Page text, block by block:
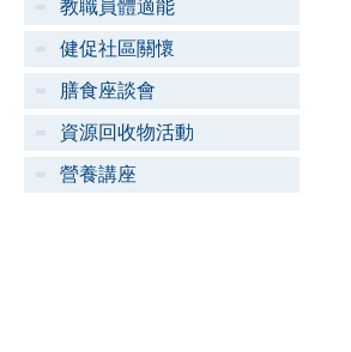
教職員體適能
健促社區關懷
膳食座談會
資源回收物活動
營養講座